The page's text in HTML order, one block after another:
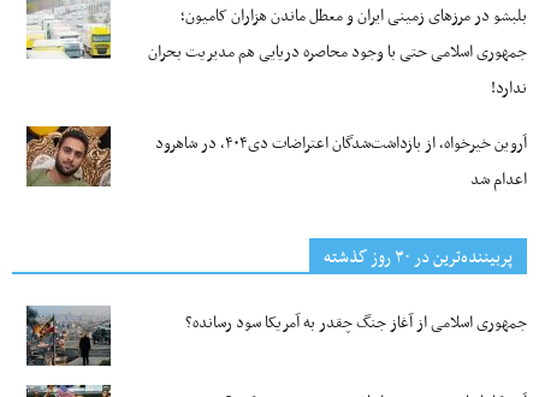
بلبشو در مرزهای زمینی ایران و معطل ماندن هزاران کامیون؛
جمهوری اسلامی حتی با وجود محاصره دریایی هم مدیریت بحران
ندارد!
آروین خیرخواه، از بازداشت‌شدگان اعتراضات دی۴۰۴، در شاهرود
اعدام شد
پربیننده‌ترین‌ در ۳۰ روز گذشته
جمهوری اسلامی از آغاز جنگ چقدر به آمریکا سود رسانده؟